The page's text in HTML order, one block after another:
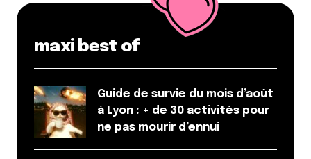
maxi best of
Guide de survie du mois d’août
à Lyon : + de 30 activités pour
ne pas mourir d’ennui